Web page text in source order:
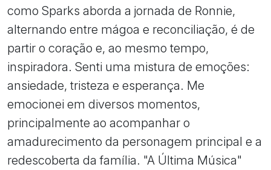
como Sparks aborda a jornada de Ronnie,
alternando entre mágoa e reconciliação, é de
partir o coração e, ao mesmo tempo,
inspiradora. Senti uma mistura de emoções:
ansiedade, tristeza e esperança. Me
emocionei em diversos momentos,
principalmente ao acompanhar o
amadurecimento da personagem principal e a
redescoberta da família. "A Última Música"